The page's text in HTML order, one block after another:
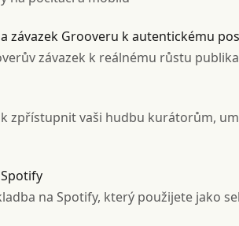
závazek Grooveru k autentickému
závazek k reálnému růstu publika
zpřístupnit vaši hudbu kurátorům,
na Spotify, který použijete jako